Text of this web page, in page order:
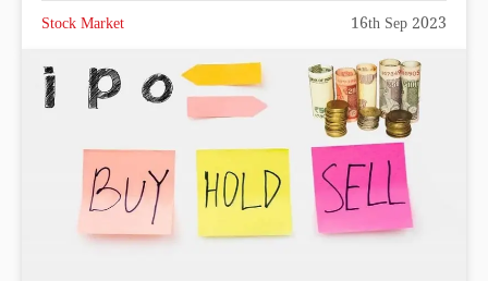
Stock Market 16th Sep 2023